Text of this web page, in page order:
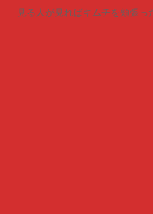
見る人が見ればキムチを頬張